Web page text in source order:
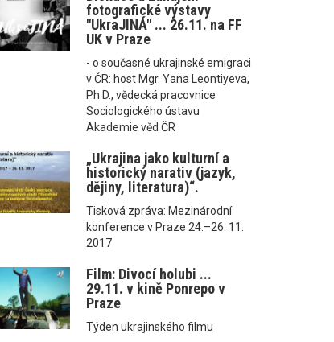
fotografické výstavy
"UkraJINÁ" ... 26.11. na FF
UK v Praze
- o současné ukrajinské emigraci
v ČR: host Mgr. Yana Leontiyeva,
Ph.D., vědecká pracovnice
Sociologického ústavu
Akademie věd ČR
„Ukrajina jako kulturní a
historický narativ (jazyk,
dějiny, literatura)“.
Tisková zpráva: Mezinárodní
konference v Praze 24.–26. 11.
2017
Film: Divocí holubi ...
29.11. v kině Ponrepo v
Praze
Týden ukrajinského filmu